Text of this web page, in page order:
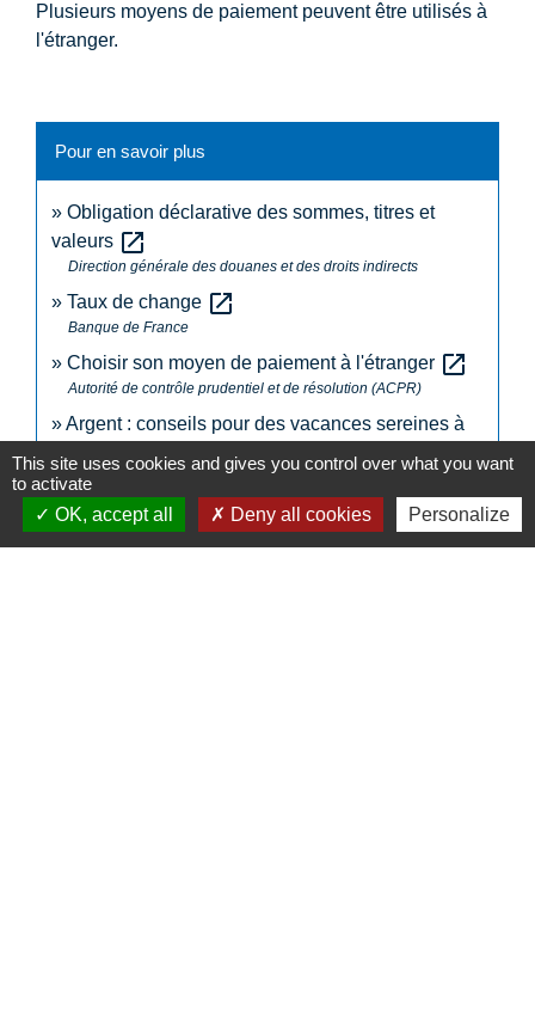
Plusieurs moyens de paiement peuvent être utilisés à
l'étranger.
Pour en savoir plus
Obligation déclarative des sommes, titres et
valeurs open_in_new
Direction générale des douanes et des droits indirects
Taux de change open_in_new
Banque de France
Choisir son moyen de paiement à l'étranger open_in_new
Autorité de contrôle prudentiel et de résolution (ACPR)
Argent : conseils pour des vacances sereines à
l'étranger
open_in_new
Institut national de la consommation (INC)
Signaler une erreur sur cette page
This site uses cookies and gives you control over what you want
to activate
OK, accept all
Deny all cookies Personalize